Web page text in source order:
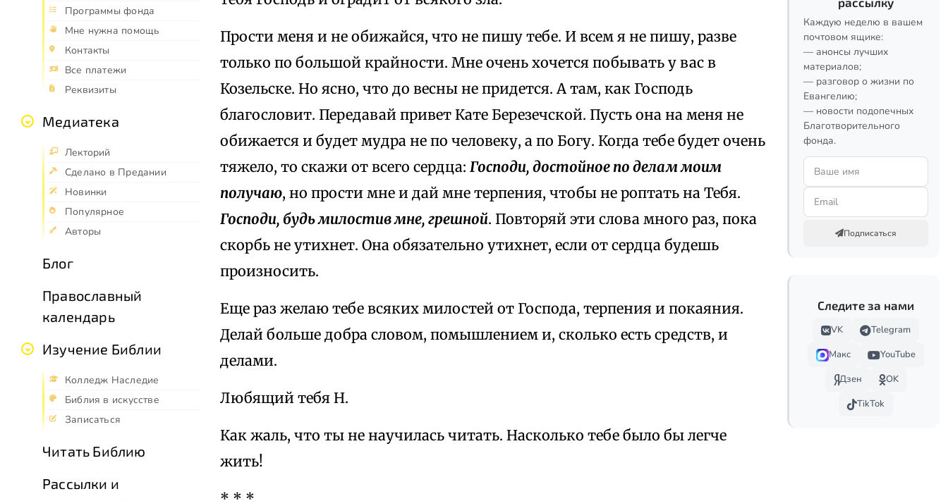
Программы фонда
Мне нужна помощь
Контакты
Все платежи
Реквизиты
Медиатека
Лекторий
Сделано в Предании
Новинки
Популярное
Авторы
Блог
Православный
календарь
Изучение Библии
Колледж Наследие
Библия в искусстве
Записаться
Читать Библию
Рассылки и
Прости меня и не обижайся, что не пишу тебе. И всем я не пишу, разве
только по большой крайности. Мне очень хочется побывать у вас в
Козельске. Но ясно, что до весны не придется. А там, как Господь
благословит. Передавай привет Кате Березечской. Пусть она на меня не
обижается и будет мудра не по человеку, а по Богу. Когда тебе будет очень
тяжело, то скажи от всего сердца: Господи, достойное по делам моим
получаю, но прости мне и дай мне терпения, чтобы не роптать на Тебя.
Господи, будь милостив мне, грешной. Повторяй эти слова много раз, пока
скорбь не утихнет. Она обязательно утихнет, если от сердца будешь
произносить.
Еще раз желаю тебе всяких милостей от Господа, терпения и покаяния.
Делай больше добра словом, помышлением и, сколько есть средств, и
делами.
Любящий тебя Н.
Как жаль, что ты не научилась читать. Насколько тебе было бы легче
жить!
Каждую неделю в вашем
почтовом ящике:
— анонсы лучших
материалов;
— разговор о жизни по
Евангелию;
— новости подопечных
Благотворительного
фонда.
Подписаться
Следите за нами
VK
Telegram
Макс
YouTube
Дзен
OK
TikTok